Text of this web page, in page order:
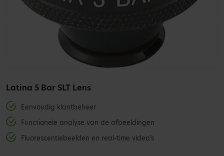
Latina 5 Bar SLT Lens
Eenvoudig klantbeheer
Functionele analyse van de afbeeldingen
Fluorescentiebeelden en real-time video’s